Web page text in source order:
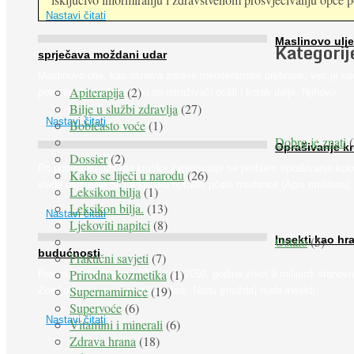
Nastavi čitati
Maslinovo ulje
sprječava moždani udar
poznato. Ipak, francuski su istraživači otišli i korak dalje. Njihovo ...
Nastavi čitati
Oprašivanje
Pri podizanju nasada kruške zanemaruje se problem oprašivanja
vlada uvjerenje da će krušku oprašiti pčele medarice (Apis mellifera).
Nastavi čitati
Insekti kao
budućnosti
Prema predviđanjima FAO-a do 2050. godine život 9 milijardi
Zemlje bit će ugrožen zbog gladi. Nadu (možda) nude insekti. ...
Nastavi čitati
Apiterapija (2)
Bilje u službi zdravlja (27)
Bobičasto voće(1)
Dobro je znati
Dossier(2)
Kako se liječi u narodu (26)
Leksikon bilja (1)
Leksikon bilja. (13)
Ljekoviti napitci (8)
Ostalo(5)
Praktični savjeti (7)
Prirodna kozmetika (1)
Supernamirnice(19)
Supervoće(6)
Vitamini i minerali (6)
Zdrava hrana (18)